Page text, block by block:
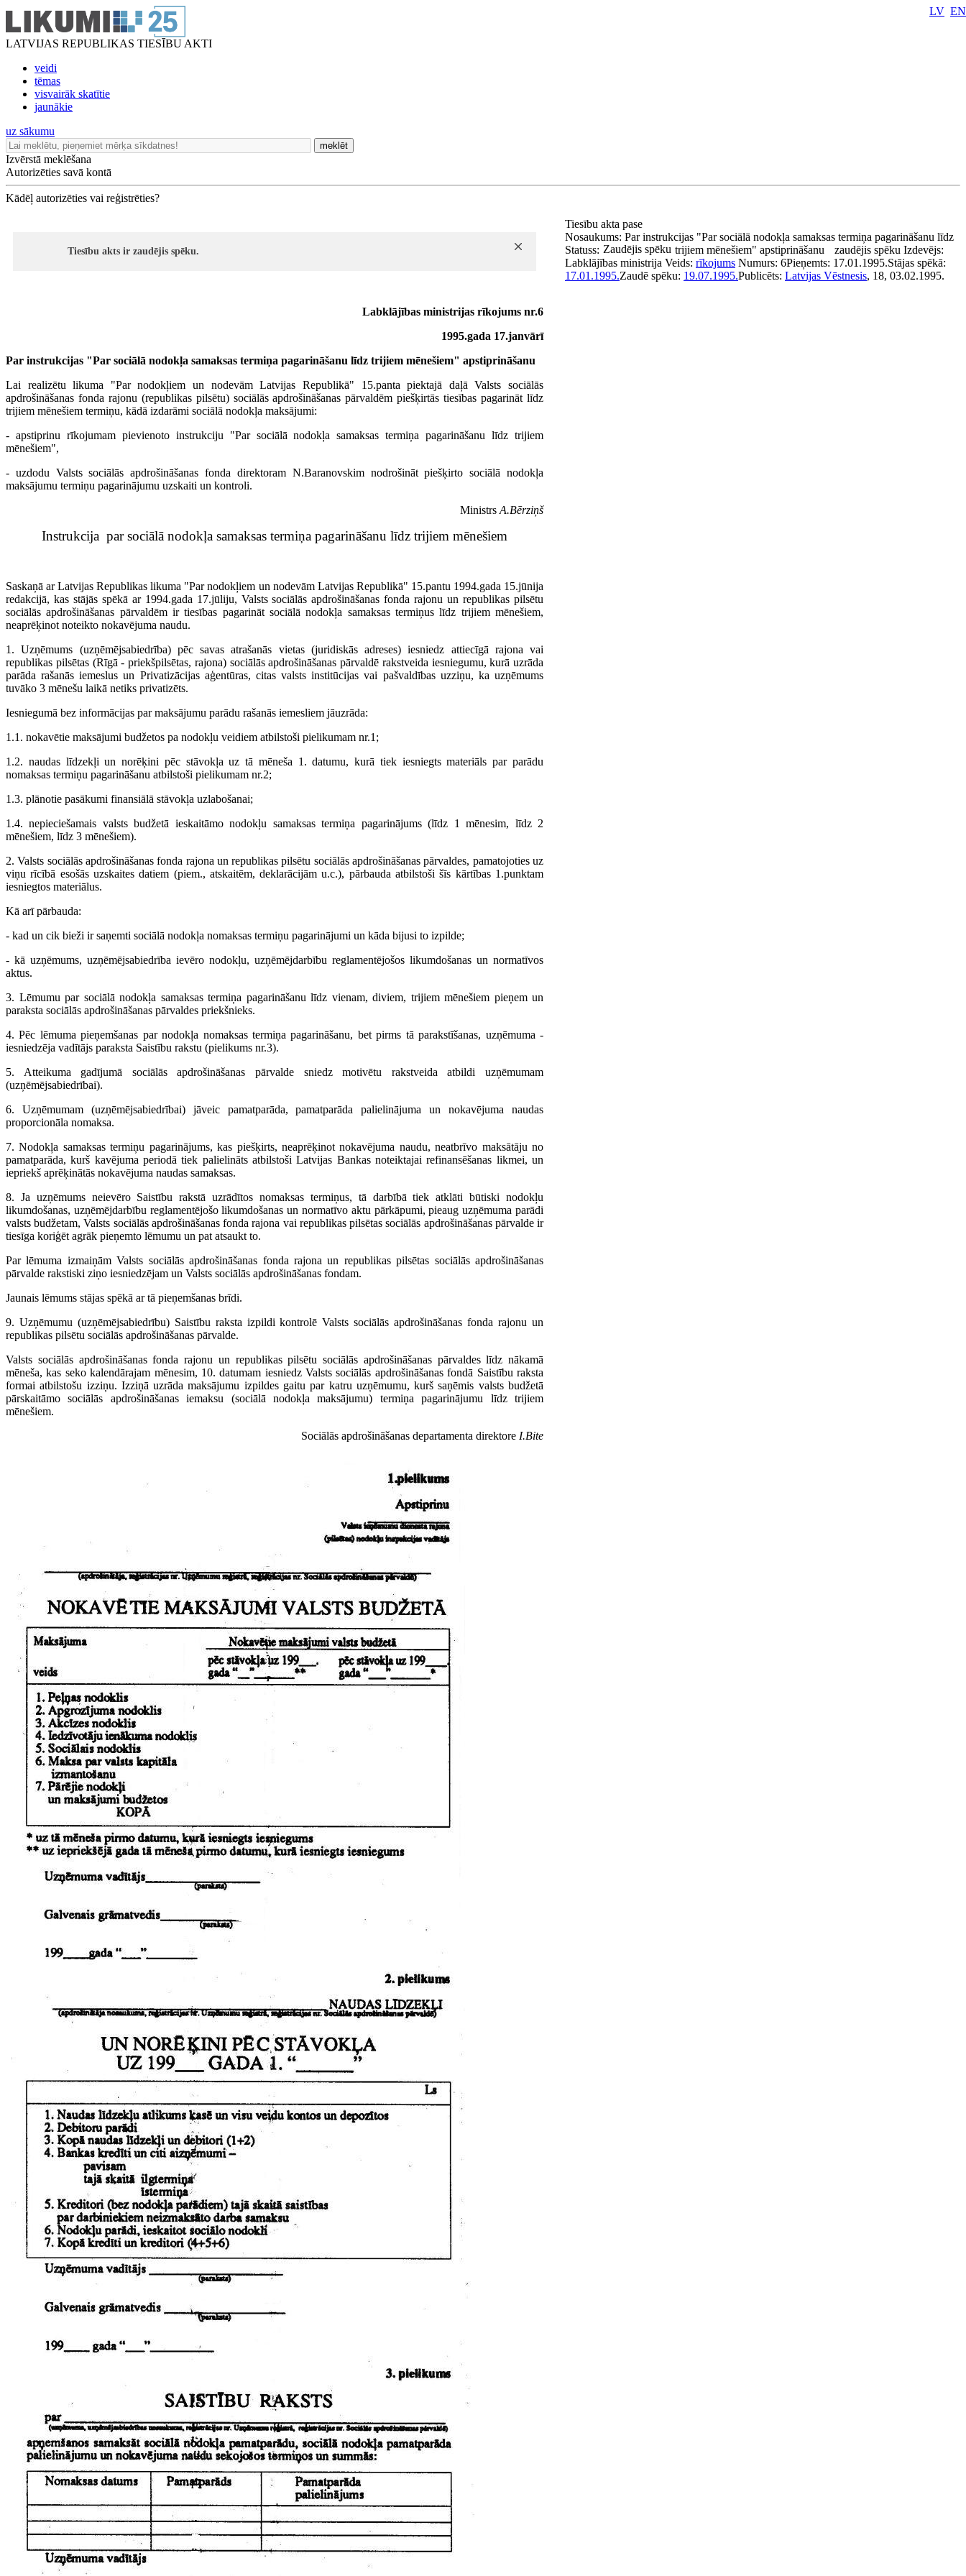
LATVIJAS REPUBLIKAS TIESĪBU AKTI
veidi
tēmas
visvairāk skatītie
jaunākie
LV EN
uz sākumu
meklēt
Izvērstā meklēšana
Autorizēties savā kontā
Kādēļ autorizēties vai reģistrēties?
Tiesību akts ir zaudējis spēku.
Labklājības ministrijas rīkojums nr.6
1995.gada 17.janvārī
Par instrukcijas "Par sociālā nodokļa samaksas termiņa pagarināšanu līdz trijiem mēnešiem" apstiprināšanu
Lai realizētu likuma "Par nodokļiem un nodevām Latvijas Republikā" 15.panta piektajā daļā Valsts sociālās
apdrošināšanas fonda rajonu (republikas pilsētu) sociālās apdrošināšanas pārvaldēm piešķirtās tiesības pagarināt līdz
trijiem mēnešiem termiņu, kādā izdarāmi sociālā nodokļa maksājumi:
- apstiprinu rīkojumam pievienoto instrukciju "Par sociālā nodokļa samaksas termiņa pagarināšanu līdz trijiem
mēnešiem",
- uzdodu Valsts sociālās apdrošināšanas fonda direktoram N.Baranovskim nodrošināt piešķirto sociālā nodokļa
maksājumu termiņu pagarinājumu uzskaiti un kontroli.
Ministrs A.Bērziņš
Instrukcija par sociālā nodokļa samaksas termiņa pagarināšanu līdz trijiem mēnešiem
Saskaņā ar Latvijas Republikas likuma "Par nodokļiem un nodevām Latvijas Republikā" 15.pantu 1994.gada 15.jūnija
redakcijā, kas stājās spēkā ar 1994.gada 17.jūliju, Valsts sociālās apdrošināšanas fonda rajonu un republikas pilsētu
sociālās apdrošināšanas pārvaldēm ir tiesības pagarināt sociālā nodokļa samaksas termiņus līdz trijiem mēnešiem,
neaprēķinot noteikto nokavējuma naudu.
1. Uzņēmums (uzņēmējsabiedrība) pēc savas atrašanās vietas (juridiskās adreses) iesniedz attiecīgā rajona vai
republikas pilsētas (Rīgā - priekšpilsētas, rajona) sociālās apdrošināšanas pārvaldē rakstveida iesniegumu, kurā uzrāda
parāda rašanās iemeslus un Privatizācijas aģentūras, citas valsts institūcijas vai pašvaldības uzziņu, ka uzņēmums
tuvāko 3 mēnešu laikā netiks privatizēts.
Iesniegumā bez informācijas par maksājumu parādu rašanās iemesliem jāuzrāda:
1.1. nokavētie maksājumi budžetos pa nodokļu veidiem atbilstoši pielikumam nr.1;
1.2. naudas līdzekļi un norēķini pēc stāvokļa uz tā mēneša 1. datumu, kurā tiek iesniegts materiāls par parādu
nomaksas termiņu pagarināšanu atbilstoši pielikumam nr.2;
1.3. plānotie pasākumi finansiālā stāvokļa uzlabošanai;
1.4. nepieciešamais valsts budžetā ieskaitāmo nodokļu samaksas termiņa pagarinājums (līdz 1 mēnesim, līdz 2
mēnešiem, līdz 3 mēnešiem).
2. Valsts sociālās apdrošināšanas fonda rajona un republikas pilsētu sociālās apdrošināšanas pārvaldes, pamatojoties uz
viņu rīcībā esošās uzskaites datiem (piem., atskaitēm, deklarācijām u.c.), pārbauda atbilstoši šīs kārtības 1.punktam
iesniegtos materiālus.
Kā arī pārbauda:
- kad un cik bieži ir saņemti sociālā nodokļa nomaksas termiņu pagarinājumi un kāda bijusi to izpilde;
- kā uzņēmums, uzņēmējsabiedrība ievēro nodokļu, uzņēmējdarbību reglamentējošos likumdošanas un normatīvos
aktus.
3. Lēmumu par sociālā nodokļa samaksas termiņa pagarināšanu līdz vienam, diviem, trijiem mēnešiem pieņem un
paraksta sociālās apdrošināšanas pārvaldes priekšnieks.
4. Pēc lēmuma pieņemšanas par nodokļa nomaksas termiņa pagarināšanu, bet pirms tā parakstīšanas, uzņēmuma -
iesniedzēja vadītājs paraksta Saistību rakstu (pielikums nr.3).
5. Atteikuma gadījumā sociālās apdrošināšanas pārvalde sniedz motivētu rakstveida atbildi uzņēmumam
(uzņēmējsabiedrībai).
6. Uzņēmumam (uzņēmējsabiedrībai) jāveic pamatparāda, pamatparāda palielinājuma un nokavējuma naudas
proporcionāla nomaksa.
7. Nodokļa samaksas termiņu pagarinājums, kas piešķirts, neaprēķinot nokavējuma naudu, neatbrīvo maksātāju no
pamatparāda, kurš kavējuma periodā tiek palielināts atbilstoši Latvijas Bankas noteiktajai refinansēšanas likmei, un
iepriekš aprēķinātās nokavējuma naudas samaksas.
8. Ja uzņēmums neievēro Saistību rakstā uzrādītos nomaksas termiņus, tā darbībā tiek atklāti būtiski nodokļu
likumdošanas, uzņēmējdarbību reglamentējošo likumdošanas un normatīvo aktu pārkāpumi, pieaug uzņēmuma parādi
valsts budžetam, Valsts sociālās apdrošināšanas fonda rajona vai republikas pilsētas sociālās apdrošināšanas pārvalde ir
tiesīga koriģēt agrāk pieņemto lēmumu un pat atsaukt to.
Par lēmuma izmaiņām Valsts sociālās apdrošināšanas fonda rajona un republikas pilsētas sociālās apdrošināšanas
pārvalde rakstiski ziņo iesniedzējam un Valsts sociālās apdrošināšanas fondam.
Jaunais lēmums stājas spēkā ar tā pieņemšanas brīdi.
9. Uzņēmumu (uzņēmējsabiedrību) Saistību raksta izpildi kontrolē Valsts sociālās apdrošināšanas fonda rajonu un
republikas pilsētu sociālās apdrošināšanas pārvalde.
Valsts sociālās apdrošināšanas fonda rajonu un republikas pilsētu sociālās apdrošināšanas pārvaldes līdz nākamā
mēneša, kas seko kalendārajam mēnesim, 10. datumam iesniedz Valsts sociālās apdrošināšanas fondā Saistību raksta
formai atbilstošu izziņu. Izziņā uzrāda maksājumu izpildes gaitu par katru uzņēmumu, kurš saņēmis valsts budžetā
pārskaitāmo sociālās apdrošināšanas iemaksu (sociālā nodokļa maksājumu) termiņa pagarinājumu līdz trijiem
mēnešiem.
Sociālās apdrošināšanas departamenta direktore I.Bite
Tiesību akta pase
Nosaukums: Par instrukcijas "Par sociālā nodokļa samaksas termiņa pagarināšanu līdz
trijiem mēnešiem" apstiprināšanu
Statuss: Zaudējis spēku zaudējis spēku Izdevējs:
Labklājības ministrija Veids: rīkojums Numurs: 6Pieņemts: 17.01.1995.Stājas spēkā:
17.01.1995.Zaudē spēku: 19.07.1995.Publicēts: Latvijas Vēstnesis, 18, 03.02.1995.